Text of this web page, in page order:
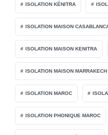
ISOLATION KÉNITRA
ISOLATION MAISON
ISOLATION MAISON KENITRA
ISOLATION MAISON MARRAKECH
ISOLATION MAROC
ISOLATION PHONIQUE MAROC